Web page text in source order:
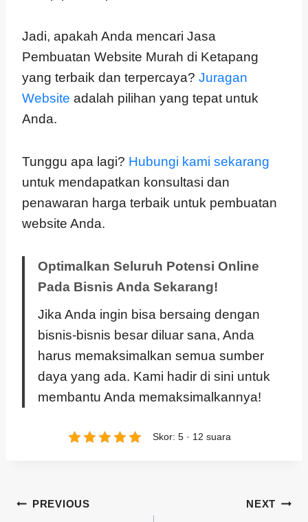
Jadi, apakah Anda mencari Jasa
Pembuatan Website Murah di Ketapang
yang terbaik dan terpercaya? Juragan
Website adalah pilihan yang tepat untuk
Anda.
Tunggu apa lagi? Hubungi kami sekarang
untuk mendapatkan konsultasi dan
penawaran harga terbaik untuk pembuatan
website Anda.
Optimalkan Seluruh Potensi Online
Pada Bisnis Anda Sekarang!
Jika Anda ingin bisa bersaing dengan
bisnis-bisnis besar diluar sana, Anda
harus memaksimalkan semua sumber
daya yang ada. Kami hadir di sini untuk
membantu Anda memaksimalkannya!
Skor: 5 · 12 suara
PREVIOUS NEXT